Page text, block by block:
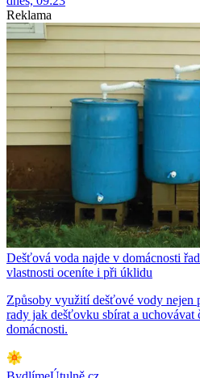
Reklama
Dešťová voda najde v domácnosti
vlastnosti oceníte i při úklidu
Způsoby využití dešťové vody nejen
rady jak dešťovku sbírat a
domácnosti.